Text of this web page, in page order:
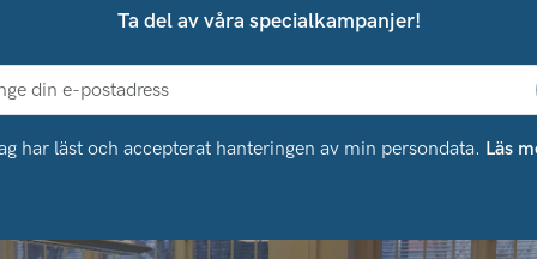
Ta del av våra specialkampanjer!
har läst och accepterat hanteringen av min persondata. Läs